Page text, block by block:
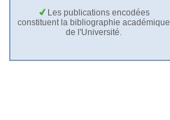
Les publications encodées
constituent la bibliographie académique
de l'Université.